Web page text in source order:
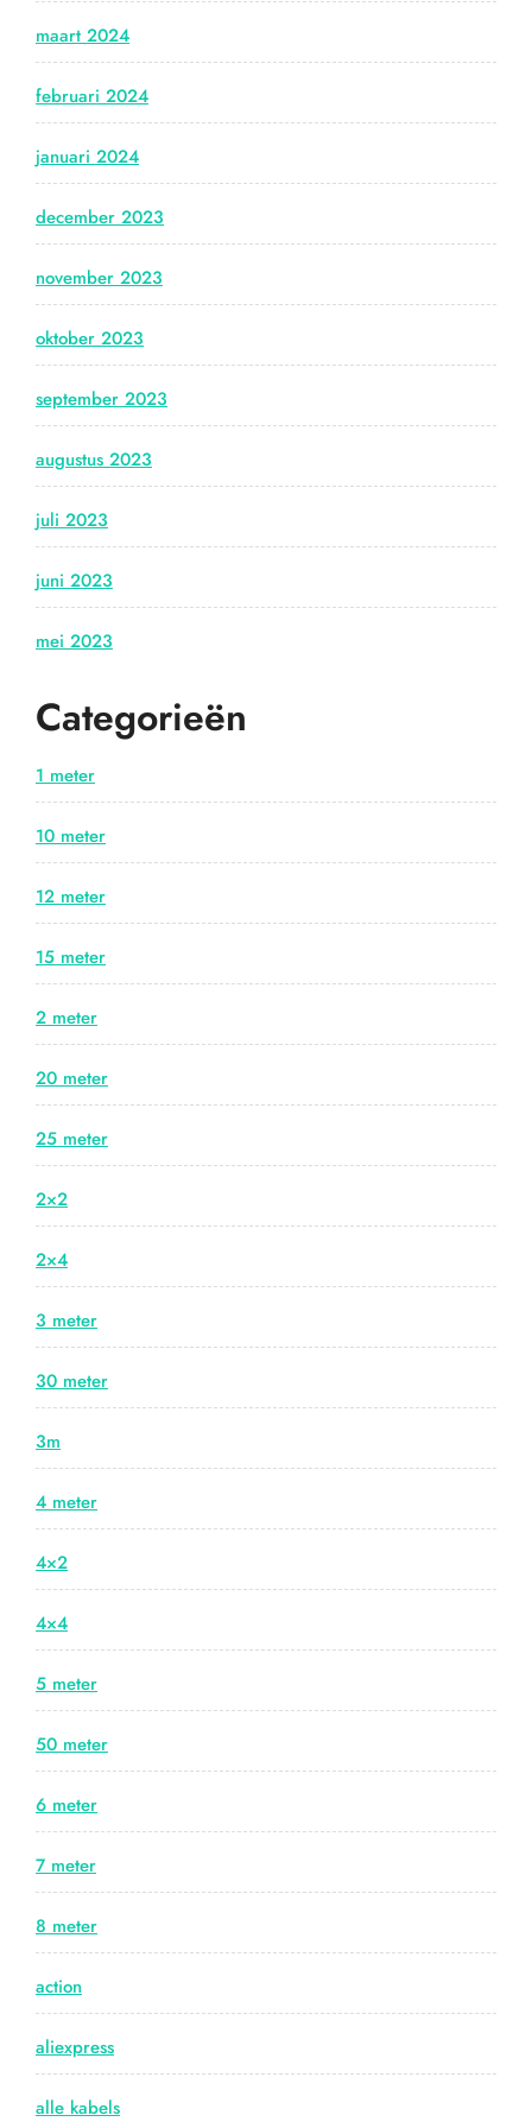
maart 2024
februari 2024
januari 2024
december 2023
november 2023
oktober 2023
september 2023
augustus 2023
juli 2023
juni 2023
mei 2023
Categorieën
1 meter
10 meter
12 meter
15 meter
2 meter
20 meter
25 meter
2×2
2×4
3 meter
30 meter
3m
4 meter
4×2
4×4
5 meter
50 meter
6 meter
7 meter
8 meter
action
aliexpress
alle kabels